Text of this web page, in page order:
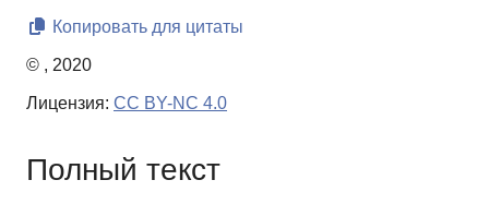
Копировать для цитаты
© , 2020
Лицензия: CC BY-NC 4.0
Полный текст